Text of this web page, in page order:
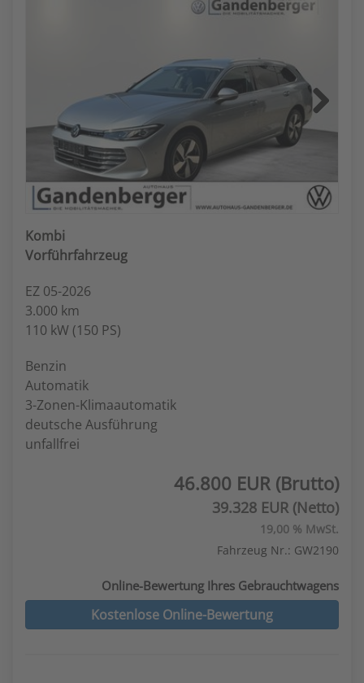
Next
Kombi
Vorführfahrzeug
EZ 05-2026
3.000 km
110 kW (150 PS)
Benzin
Automatik
3-Zonen-Klimaautomatik
deutsche Ausführung
unfallfrei
46.800 EUR (Brutto)
39.328 EUR (Netto)
19,00 % MwSt.
Fahrzeug Nr.: GW2190
Online-Bewertung Ihres Gebrauchtwagens
Kostenlose Online-Bewertung